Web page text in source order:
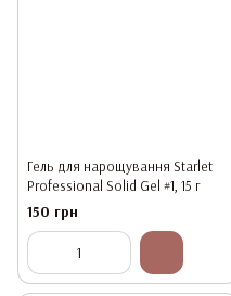
Гель для нарощування Starlet
Professional Solid Gel #1, 15 г
150 грн